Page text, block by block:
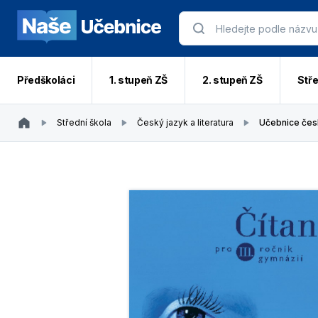
Předškoláci 1. stupeň ZŠ 2. stupeň ZŠ
Střední škola Český jazyk a literatura Učebnice